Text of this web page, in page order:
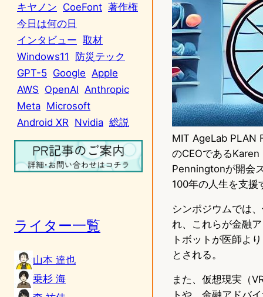
キヤノン CoeFont 著作権
今日は何の日
インタビュー 取材
Windows11
防災テック
GPT-5 Google Apple
AWS OpenAI Anthropic
Meta Microsoft
Android XR Nvidia 総説
ライター一覧
山本 達也
乗杉 海
MIT AgeLab PLAN
のCEOである
Penningtonが開会
100年の人生を支援
シンポジウムでは
れ、これらが金融
トボットが医師よ
とされる。
また、仮想現実（
トや、金融アドバ